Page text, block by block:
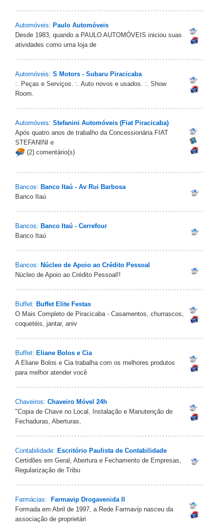
Automóveis: Paulo Automóveis
Desde 1983, quando a PAULO AUTOMÓVEIS iniciou suas
atividades como uma loja de
Automóveis: S Motors - Subaru Piracicaba
:. Peças e Serviços. :. Auto novos e usados. :. Show
Room.
Automóveis: Stefanini Automóveis (Fiat Piracicaba)
Após quatro anos de trabalho da Concessionária FIAT
STEFANINI e
(2) comentário(s)
Bancos: Banco Itaú - Av Rui Barbosa
Banco Itaú
Bancos: Banco Itaú - Cerrefour
Banco Itaú
Bancos: Núcleo de Apoio ao Crédito Pessoal
Núcleo de Apoio ao Crédito Pessoal!!
Buffet: Buffet Elite Festas
O Mais Completo de Piracicaba - Casamentos, churrascos,
coquetéis, jantar, aniv
Buffet: Eliane Bolos e Cia
A Eliane Bolos e Cia trabalha com os melhores produtos
para melhor atender você
Chaveiros: Chaveiro Móvel 24h
"Copia de Chave no Local, Instalação e Manutenção de
Fechaduras, Aberturas,
Contabilidade: Escritório Paulista de Contabilidade
Certidões em Geral, Abertura e Fechamento de Empresas,
Regularização de Tribu
Farmácias:
Farmavip Drogavenida II
Formada em Abril de 1997, a Rede Farmavip nasceu da
associação de proprietári